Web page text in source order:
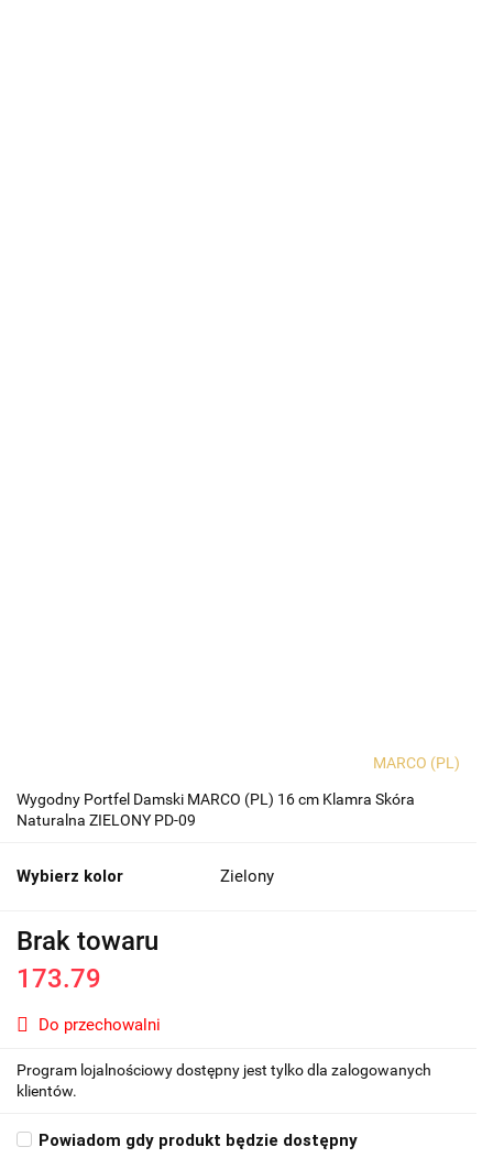
MARCO (PL)
Wygodny Portfel Damski MARCO (PL) 16 cm Klamra Skóra
Naturalna ZIELONY PD-09
Wybierz kolor Zielony
Brak towaru
173.79
Do przechowalni
Program lojalnościowy dostępny jest tylko dla zalogowanych
klientów.
Powiadom gdy produkt będzie dostępny